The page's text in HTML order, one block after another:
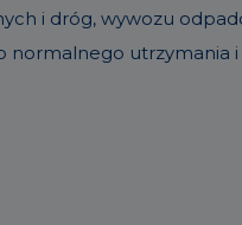
i dróg, wywozu
normalnego